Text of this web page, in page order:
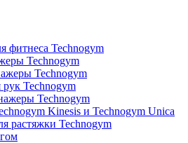
фитнеса Technogym
Technogym
Technogym
Technogym
Technogym
Kinesis и Technogym Unica
растяжки Technogym